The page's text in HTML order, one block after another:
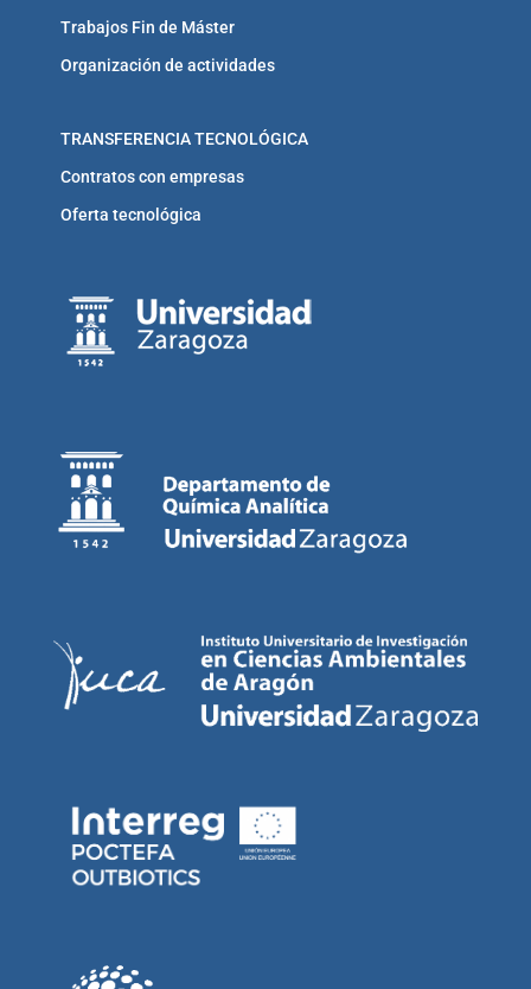
Trabajos Fin de Máster
Organización de actividades
TRANSFERENCIA TECNOLÓGICA
Contratos con empresas
Oferta tecnológica